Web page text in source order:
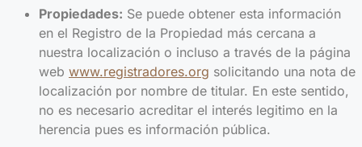
Propiedades: Se puede obtener esta información
en el Registro de la Propiedad más cercana a
nuestra localización o incluso a través de la página
web www.registradores.org solicitando una nota de
localización por nombre de titular. En este sentido,
no es necesario acreditar el interés legitimo en la
herencia pues es información pública.